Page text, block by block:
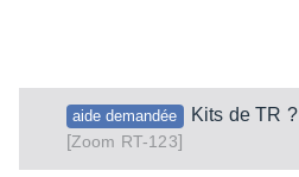
aide demandée
Kits de TR ?
[Zoom RT-123]